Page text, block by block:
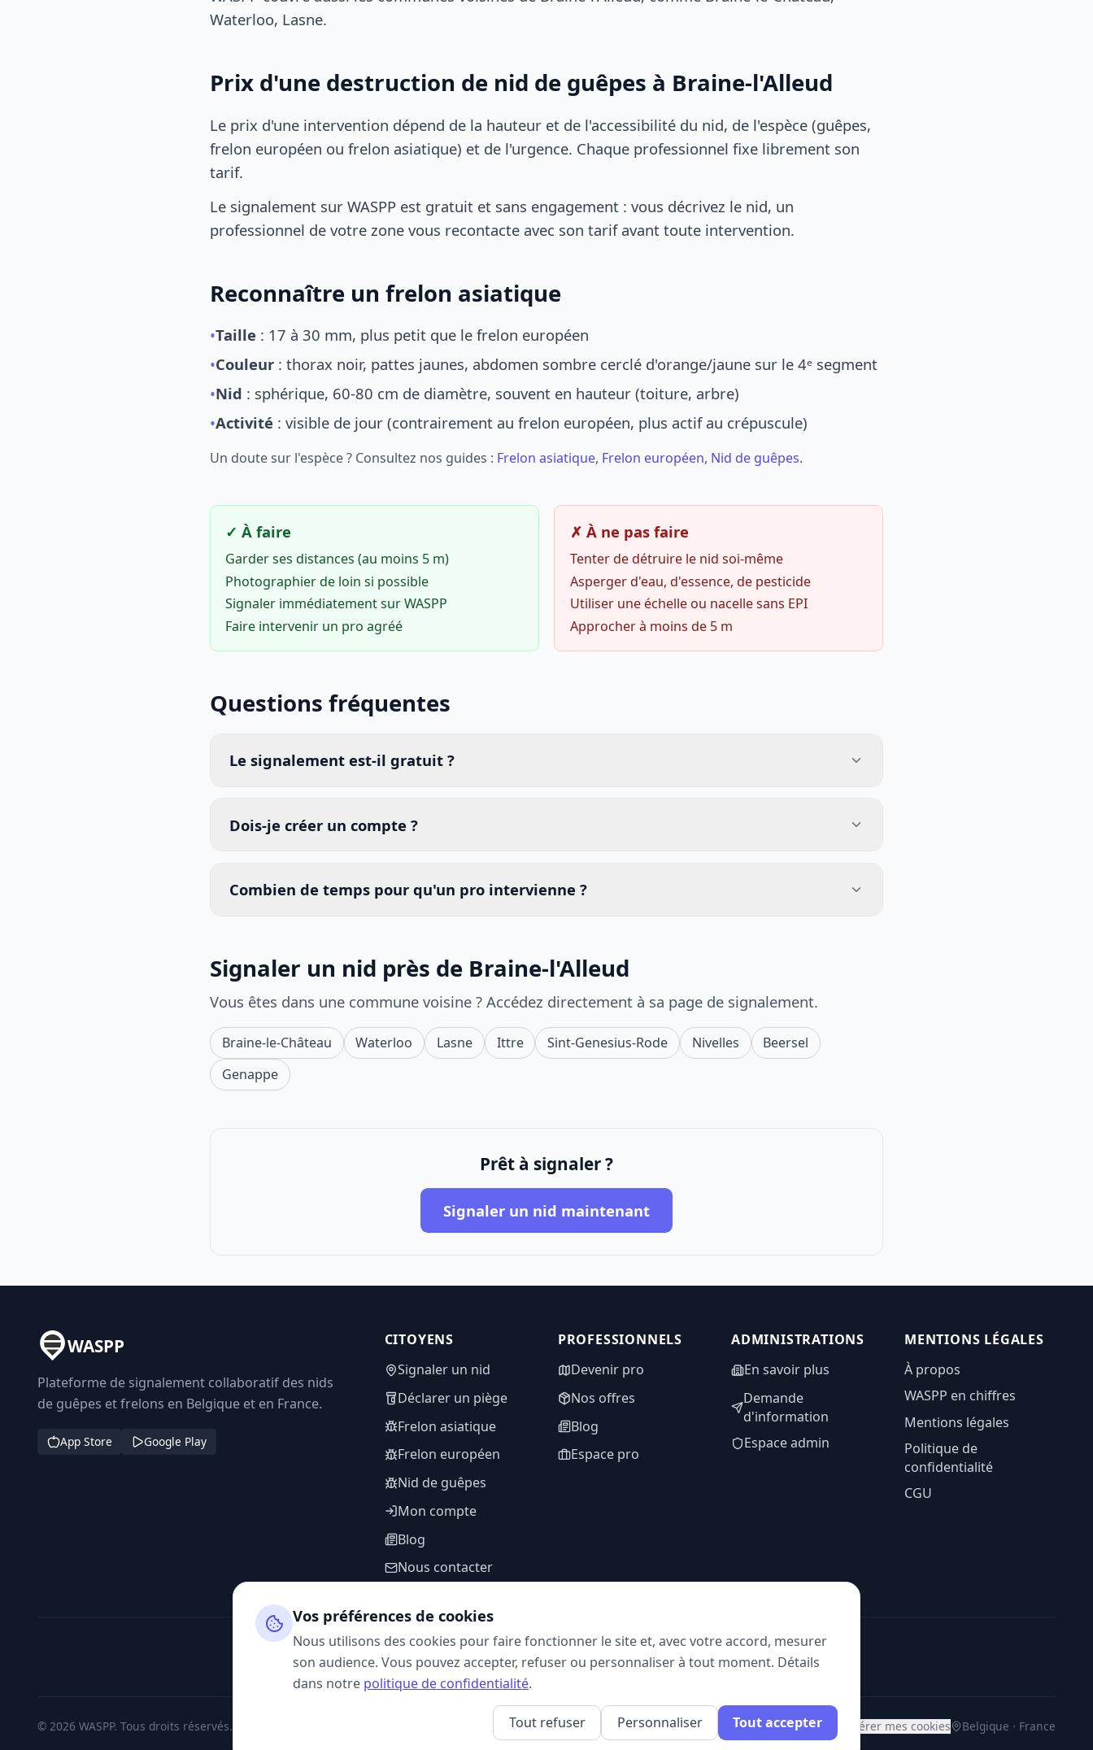
Waterloo, Lasne.
Prix d'une destruction de nid de guêpes à Braine-l'Alleud
Le prix d'une intervention dépend de la hauteur et de l'accessibilité du nid, de l'espèce (guêpes,
frelon européen ou frelon asiatique) et de l'urgence. Chaque professionnel fixe librement son
tarif.
Le signalement sur WASPP est gratuit et sans engagement : vous décrivez le nid, un
professionnel de votre zone vous recontacte avec son tarif avant toute intervention.
Reconnaître un frelon asiatique
•Taille : 17 à 30 mm, plus petit que le frelon européen
•Couleur : thorax noir, pattes jaunes, abdomen sombre cerclé d'orange/jaune sur le 4ᵉ segment
•Nid : sphérique, 60-80 cm de diamètre, souvent en hauteur (toiture, arbre)
•Activité : visible de jour (contrairement au frelon européen, plus actif au crépuscule)
Un doute sur l'espèce ? Consultez nos guides : Frelon asiatique, Frelon européen, Nid de guêpes.
✓ À faire
Garder ses distances (au moins 5 m)
Photographier de loin si possible
Signaler immédiatement sur WASPP
Faire intervenir un pro agréé
✗ À ne pas faire
Tenter de détruire le nid soi-même
Asperger d'eau, d'essence, de pesticide
Utiliser une échelle ou nacelle sans EPI
Approcher à moins de 5 m
Questions fréquentes
Le signalement est-il gratuit ?
Dois-je créer un compte ?
Combien de temps pour qu'un pro intervienne ?
Signaler un nid près de Braine-l'Alleud
Vous êtes dans une commune voisine ? Accédez directement à sa page de signalement.
Braine-le-Château Waterloo Lasne Ittre Sint-Genesius-Rode Nivelles
Beersel
Genappe
Prêt à signaler ?
Signaler un nid maintenant
WASPP
Plateforme de signalement collaboratif des nids
de guêpes et frelons en Belgique et en France.
App Store Google Play
CITOYENS
Signaler un nid
Déclarer un piège
Frelon asiatique
Frelon européen
Nid de guêpes
Mon compte
Blog
Nous contacter
PROFESSIONNELS
Devenir pro
Nos offres
Blog
Espace pro
ADMINISTRATIONS
En savoir plus
Demande
d'information
Espace admin
MENTIONS LÉGALES
À propos
WASPP en chiffres
Mentions légales
Politique de
confidentialité
CGU
SUIVEZ-NOUS
© 2026 WASPP. Tous droits réservés. Gérer mes cookies Belgique · France
Vos préférences de cookies
Nous utilisons des cookies pour faire fonctionner le site et, avec votre accord, mesurer
son audience. Vous pouvez accepter, refuser ou personnaliser à tout moment. Détails
dans notre politique de confidentialité.
Tout refuser Personnaliser Tout accepter